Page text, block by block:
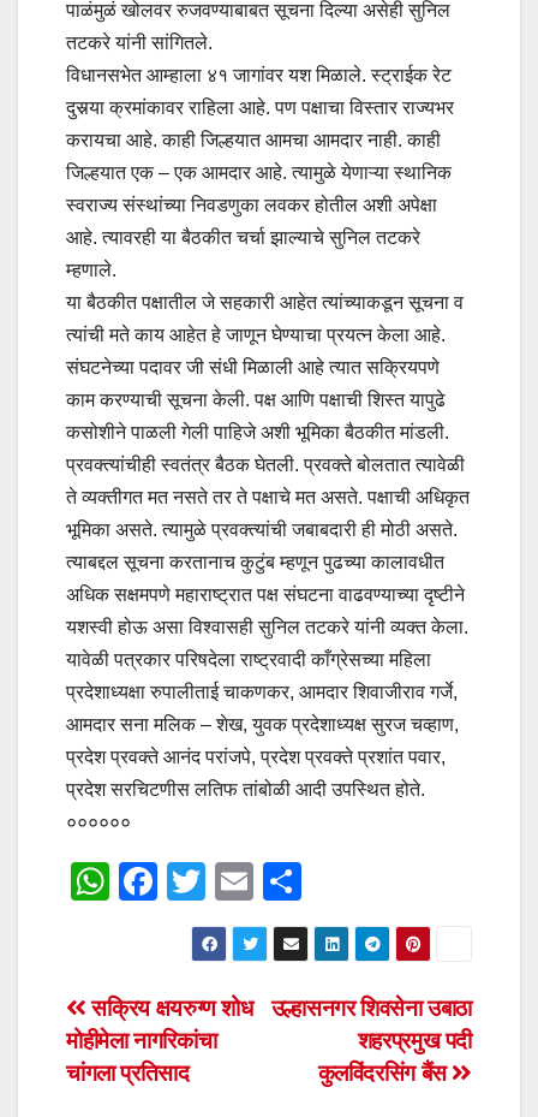
पाळंमुळं खोलवर रुजवण्याबाबत सूचना दिल्या असेही सुनिल
तटकरे यांनी सांगितले.
विधानसभेत आम्हाला ४१ जागांवर यश मिळाले. स्ट्राईक रेट
दुसर्‍या क्रमांकावर राहिला आहे. पण पक्षाचा विस्तार राज्यभर
करायचा आहे. काही जिल्हयात आमचा आमदार नाही. काही
जिल्हयात एक – एक आमदार आहे. त्यामुळे येणाऱ्या स्थानिक
स्वराज्य संस्थांच्या निवडणुका लवकर होतील अशी अपेक्षा
आहे. त्यावरही या बैठकीत चर्चा झाल्याचे सुनिल तटकरे
म्हणाले.
या बैठकीत पक्षातील जे सहकारी आहेत त्यांच्याकडून सूचना व
त्यांची मते काय आहेत हे जाणून घेण्याचा प्रयत्न केला आहे.
संघटनेच्या पदावर जी संधी मिळाली आहे त्यात सक्रियपणे
काम करण्याची सूचना केली. पक्ष आणि पक्षाची शिस्त यापुढे
कसोशीने पाळली गेली पाहिजे अशी भूमिका बैठकीत मांडली.
प्रवक्त्यांचीही स्वतंत्र बैठक घेतली. प्रवक्ते बोलतात त्यावेळी
ते व्यक्तीगत मत नसते तर ते पक्षाचे मत असते. पक्षाची अधिकृत
भूमिका असते. त्यामुळे प्रवक्त्यांची जबाबदारी ही मोठी असते.
त्याबद्दल सूचना करतानाच कुटुंब म्हणून पुढच्या कालावधीत
अधिक सक्षमपणे महाराष्ट्रात पक्ष संघटना वाढवण्याच्या दृष्टीने
यशस्वी होऊ असा विश्वासही सुनिल तटकरे यांनी व्यक्त केला.
यावेळी पत्रकार परिषदेला राष्ट्रवादी काँग्रेसच्या महिला
प्रदेशाध्यक्षा रुपालीताई चाकणकर, आमदार शिवाजीराव गर्जे,
आमदार सना मलिक – शेख, युवक प्रदेशाध्यक्ष सुरज चव्हाण,
प्रदेश प्रवक्ते आनंद परांजपे, प्रदेश प्रवक्ते प्रशांत पवार,
प्रदेश सरचिटणीस लतिफ तांबोळी आदी उपस्थित होते.
००००००
W
s
A
p
F
e
b
o
T
wi
tt
er
E
m
ail
h
ar
e
Post
navigation
उल्हासनगर शिवसेना उबाठा
शहरप्रमुख पदी
कुलविंदरसिंग बैंस
सक्रिय क्षयरुग्ण शोध
मोहीमेला नागरिकांचा
चांगला प्रतिसाद